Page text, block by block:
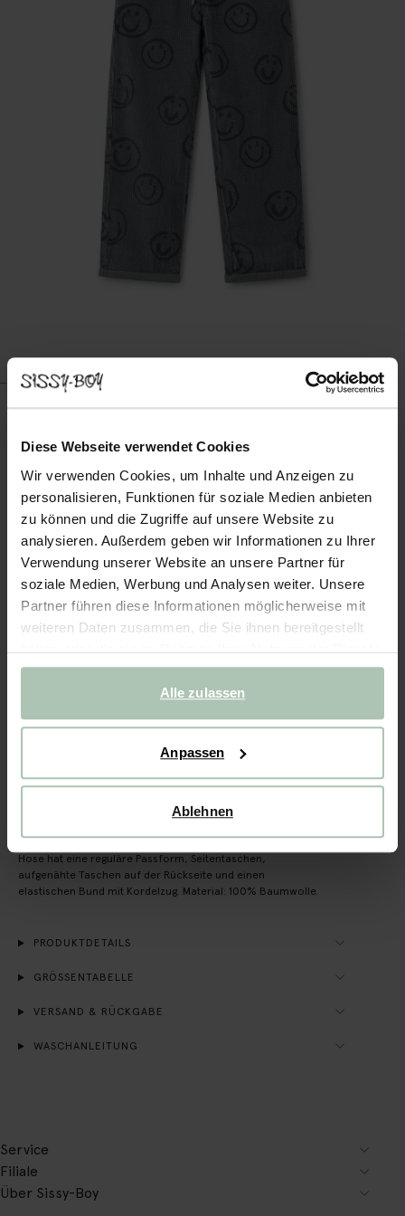
Diese Webseite verwendet Cookies
Wir verwenden Cookies, um Inhalte und Anzeigen zu
personalisieren, Funktionen für soziale Medien anbieten
zu können und die Zugriffe auf unsere Website zu
analysieren. Außerdem geben wir Informationen zu Ihrer
Verwendung unserer Website an unsere Partner für
soziale Medien, Werbung und Analysen weiter. Unsere
Partner führen diese Informationen möglicherweise mit
weiteren Daten zusammen, die Sie ihnen bereitgestellt
haben oder die sie im Rahmen Ihrer Nutzung der Dienste
gesammelt haben.
Alle zulassen
Anpassen
Ablehnen
64.99
Wähle deine Größe
98-104 110-116 122-128 134-140 146-152
Rechnungskauf möglich
Hose hat eine reguläre Passform, Seitentaschen,
aufgenähte Taschen auf der Rückseite und einen
elastischen Bund mit Kordelzug. Material: 100% Baumwolle.
PRODUKTDETAILS
GRÖSSENTABELLE
VERSAND & RÜCKGABE
WASCHANLEITUNG
Service
Filiale
Über Sissy-Boy